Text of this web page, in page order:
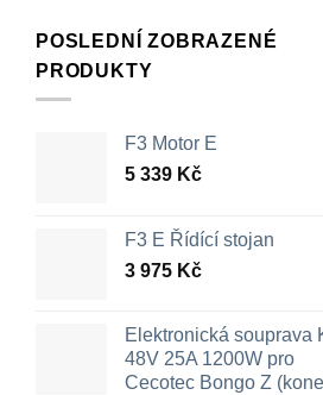
POSLEDNÍ ZOBRAZENÉ
PRODUKTY
F3 Motor E
5 339 Kč
F3 E Řídící stojan
3 975 Kč
Elektronická souprava
48V 25A 1200W pro
Cecotec Bongo Z